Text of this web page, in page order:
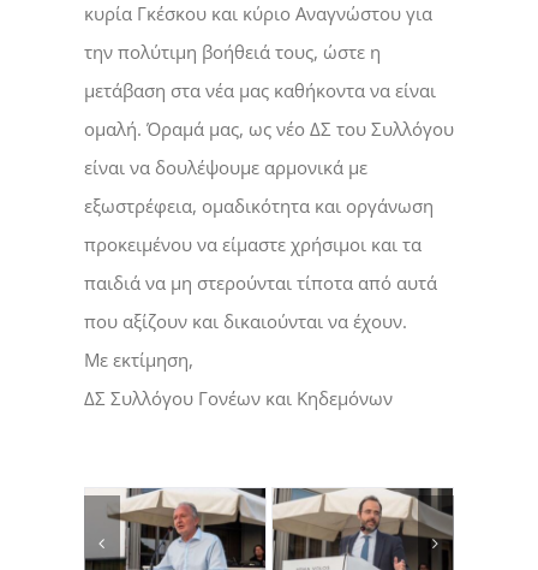
κυρία Γκέσκου και κύριο Αναγνώστου για
την πολύτιμη βοήθειά τους, ώστε η
μετάβαση στα νέα μας καθήκοντα να είναι
ομαλή. Όραμά μας, ως νέο ΔΣ του Συλλόγου
είναι να δουλέψουμε αρμονικά με
εξωστρέφεια, ομαδικότητα και οργάνωση
προκειμένου να είμαστε χρήσιμοι και τα
παιδιά να μη στερούνται τίποτα από αυτά
που αξίζουν και δικαιούνται να έχουν.
Με εκτίμηση,
ΔΣ Συλλόγου Γονέων και Κηδεμόνων